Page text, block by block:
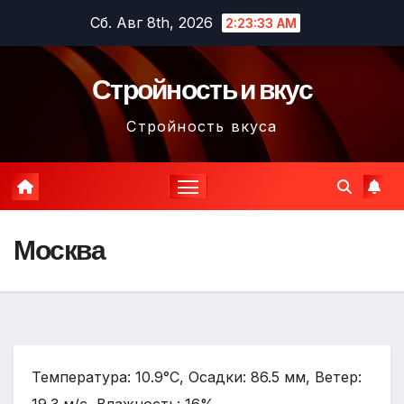
содержимому
Сб. Авг 8th, 2026 2:23:34 AM
Стройность и вкус
Стройность вкуса
Москва
Температура: 10.9°C, Осадки: 86.5 мм, Ветер: